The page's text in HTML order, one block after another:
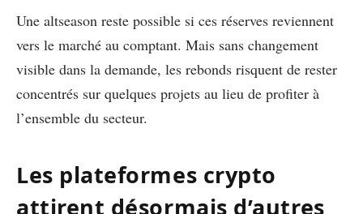
Une altseason reste possible si ces réserves reviennent
vers le marché au comptant. Mais sans changement
visible dans la demande, les rebonds risquent de rester
concentrés sur quelques projets au lieu de profiter à
l’ensemble du secteur.
Les plateformes crypto
attirent désormais d’autres